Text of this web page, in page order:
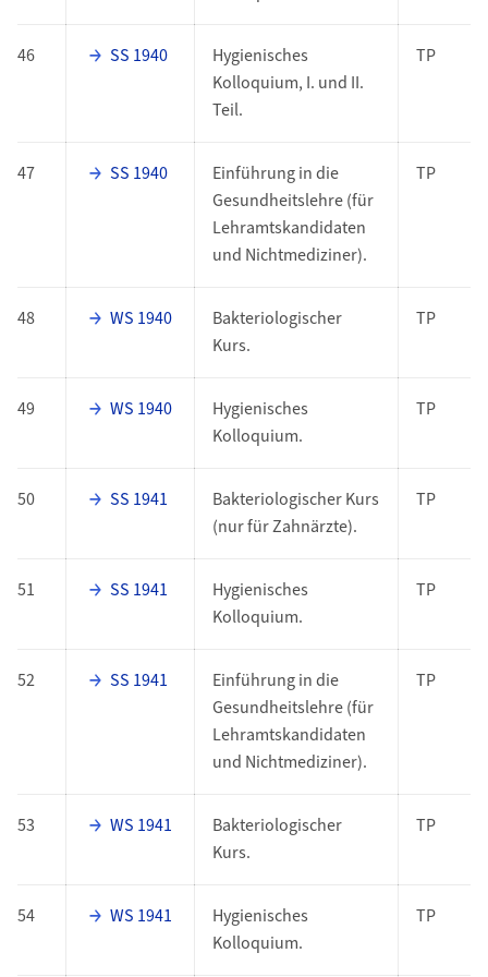
46 SS 1940
Hygienisches
Kolloquium, I. und II.
Teil.
TP
47 SS 1940
Einführung in die
Gesundheitslehre (für
Lehramtskandidaten
und Nichtmediziner).
TP
48 WS 1940
Bakteriologischer
Kurs.
TP
49 WS 1940
Hygienisches
Kolloquium.
TP
50 SS 1941
Bakteriologischer Kurs
(nur für Zahnärzte).
TP
51 SS 1941
Hygienisches
Kolloquium.
TP
52 SS 1941
Einführung in die
Gesundheitslehre (für
Lehramtskandidaten
und Nichtmediziner).
TP
53 WS 1941
Bakteriologischer
Kurs.
TP
54 WS 1941
Hygienisches
Kolloquium.
TP